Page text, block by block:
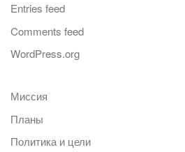
Entries feed
Comments feed
WordPress.org
Миссия
Планы
Политика и цели